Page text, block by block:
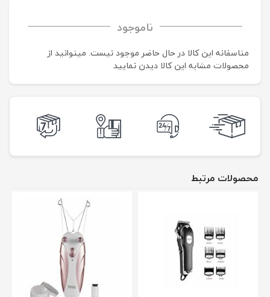
ناموجود
متاسفانه این کالا در حال حاضر موجود نیست. می‍توانید از
محصولات مشابه این کالا دیدن نمایید
محصولات مرتبط